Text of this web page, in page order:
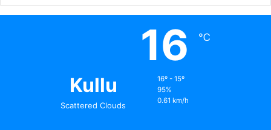
Kullu
Scattered Clouds
16 ℃
16º - 15º
95%
0.61 km/h